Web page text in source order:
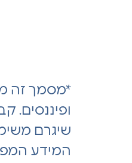
*מסמך זה
ופיננסים.
שיגרם
המידע